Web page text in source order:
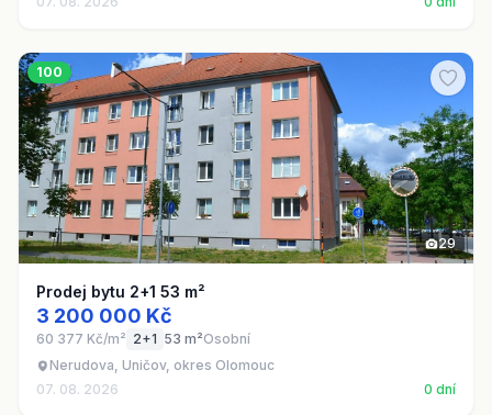
100
29
Prodej bytu 2+1 53 m²
3 200 000 Kč
60 377 Kč/m² 2+1 53 m²Osobní
Nerudova, Uničov, okres Olomouc
07. 08. 2026
0 dní